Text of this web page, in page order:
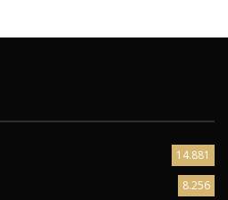
14.881
8.256